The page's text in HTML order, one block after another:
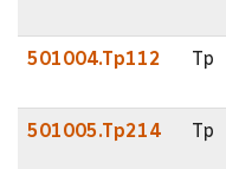
501004.Tp112 Tp
501005.Tp214 Tp